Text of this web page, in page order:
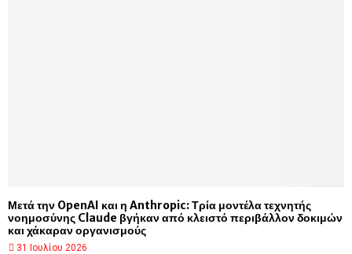
Μετά την OpenAI και η Anthropic: Τρία μοντέλα τεχνητής
νοημοσύνης Claude βγήκαν από κλειστό περιβάλλον δοκιμών
και χάκαραν οργανισμούς
31 Ιουλίου 2026